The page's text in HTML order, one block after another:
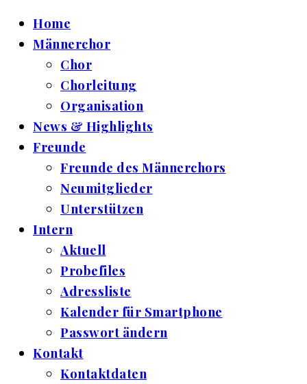
Home
Männerchor
Chor
Chorleitung
Organisation
News & Highlights
Freunde
Freunde des Männerchors
Neumitglieder
Unterstützen
Intern
Aktuell
Probefiles
Adressliste
Kalender für Smartphone
Passwort ändern
Kontakt
Kontaktdaten